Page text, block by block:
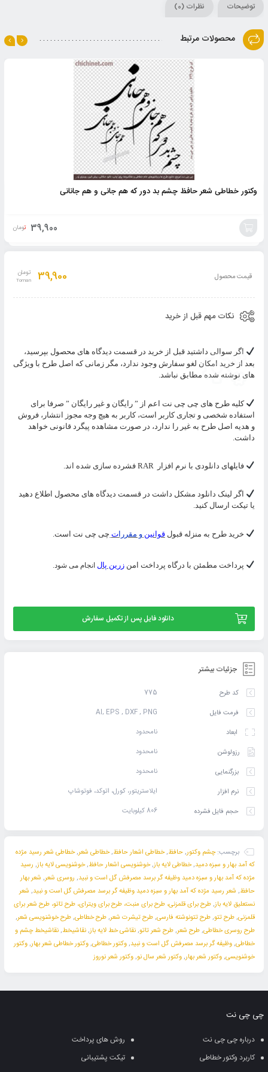
توضیحات نظرات (0)
محصولات مرتبط
وکتور خطاطی شعر حافظ چشم بد دور که هم جانی و هم جانانی
39,900 تومان
به
قیمت محصول 39,900 تومان
نکات مهم قبل از خرید
اگر سوالی داشتید قبل از خرید در قسمت دیدگاه های محصول بپرسید،
بعد از خرید امکان لغو سفارش وجود ندارد، مگر زمانی که اصل طرح با ویژگی
های نوشته شده مطابق نباشد.
کلیه طرح های چی چی نت اعم از ” رایگان و غیر رایگان ” صرفا برای
استفاده شخصی و تجاری کاربر است، کاربر به هیچ وجه مجوز انتشار، فروش
و هدیه اصل طرح به غیر را ندارد، در صورت مشاهده پیگرد قانونی خواهد
داشت.
فایلهای دانلودی با نرم افزار RARفشرده سازی شده اند.
اگر لینک دانلود مشکل داشت در قسمت دیدگاه های محصول اطلاع دهید
یا تیکت ارسال کنید.
خرید طرح به منزله قبول قوانینو مقررات چی چی نت است.
پرداخت مطمئن با درگاه پرداخت امن زرین پال انجام می شود.
دانلود فایل پس از تکمیل سفارش
جزئیات بیشتر
کد طرح
775
فرمت فایل
AI, EPS , DXF , PNG
ابعاد
نامحدود
رزولوشن
نامحدود
بزرگنمایی
نامحدود
نرم افزار
ایلاستریتور، کورل، اتوکد، فوتوشاپ
حجم فایل فشرده
806 کیلوبایت
برچسب:چشم وکتور,حافظ,خطاطی اشعار حافظ,خطاطی شعر,خطاطی شعر رسید مژده
که آمد بهار و سبزه دمید,خطاطی لایه باز,خوشنویسی اشعار حافظ,خوشنویسی لایه باز, رسید
مژده که آمد بهار و سبزه دمید وظیفه گر برسد مصرفش گل است و نبید, روسری شعر, شعر بهار
حافظ, شعر رسید مژده که آمد بهار و سبزه دمید وظیفه گر برسد مصرفش گل است و نبید, شعر
نستعلیق لایه باز,طرح برای قلمزنی، طرح برای منبت، طرح برای ویترای، طرح تاتو، طرح شعر برای
قلمزنی,طرح تتو,طرح تتونوشته فارسی,طرح تیشرت شعر,طرح خطاطی,طرح خوشنویسی شعر,
طرح روسری خطاطی,طرح شعر,طرح شعر تاتو,نقاشی خط لایه باز,نقاشیخط,نقاشیخط چشم و
خطاطی,وظیفه گر برسد مصرفش گل است و نبید,وکتور خطاطی,وکتور خطاطی شعر بهار,وکتور
خوشنویسی,وکتور شعر بهار,وکتور شعر سال نو,وکتور شعر نوروز
چی چی نت
درباره چی چی نت
روش های پرداخت
کاربرد وکتور خطاطی
تیکت پشتیبانی